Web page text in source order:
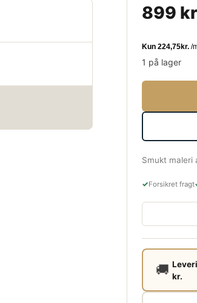
899
1 på lager
Smukt maleri
✓Forsikret fragt
🚚 kr.